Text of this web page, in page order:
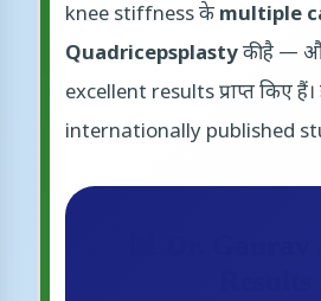
knee stiffness के multiple
Quadricepsplastyकी है —
excellent results प्राप्त किए
internationally published